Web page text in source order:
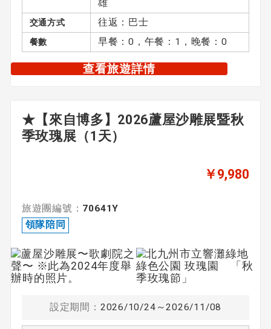
雄
交通方式 往返：巴士
餐數 早餐：0，午餐：1，晚餐：0
查看旅遊詳情
★【來自博多】2026蘆屋沙雕展暨秋
季玫瑰展（1天）
￥9,980
旅遊團編號： 70641Y
領隊陪同
設定期間： 2026/10/24～2026/11/08